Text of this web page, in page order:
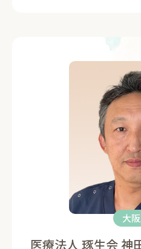
大
医療法人 琢生会 神